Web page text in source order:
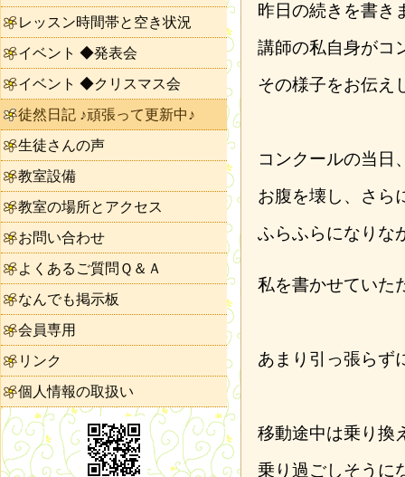
昨日の続きを書き
講師の私自身がコ
その様子をお伝え
コンクールの当日
お腹を壊し、さら
ふらふらになりな
私を書かせていた
あまり引っ張らず
移動途中は乗り換
乗り過ごしそうに
レッスン時間帯と空き状況
イベント ◆発表会
イベント ◆クリスマス会
徒然日記 ♪頑張って更新中♪
生徒さんの声
教室設備
教室の場所とアクセス
お問い合わせ
よくあるご質問Ｑ＆Ａ
なんでも掲示板
会員専用
リンク
個人情報の取扱い